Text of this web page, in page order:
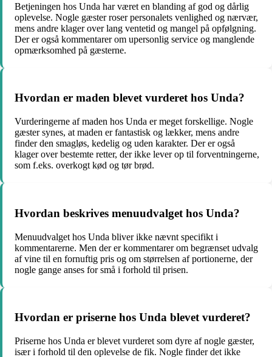
Betjeningen hos Unda har været en blanding af god og dårlig
oplevelse. Nogle gæster roser personalets venlighed og nærvær,
mens andre klager over lang ventetid og mangel på opfølgning.
Der er også kommentarer om upersonlig service og manglende
opmærksomhed på gæsterne.
Hvordan er maden blevet vurderet hos Unda?
Vurderingerne af maden hos Unda er meget forskellige. Nogle
gæster synes, at maden er fantastisk og lækker, mens andre
finder den smagløs, kedelig og uden karakter. Der er også
klager over bestemte retter, der ikke lever op til forventningerne,
som f.eks. overkogt kød og tør brød.
Hvordan beskrives menuudvalget hos Unda?
Menuudvalget hos Unda bliver ikke nævnt specifikt i
kommentarerne. Men der er kommentarer om begrænset udvalg
af vine til en fornuftig pris og om størrelsen af portionerne, der
nogle gange anses for små i forhold til prisen.
Hvordan er priserne hos Unda blevet vurderet?
Priserne hos Unda er blevet vurderet som dyre af nogle gæster,
især i forhold til den oplevelse de fik. Nogle finder det ikke